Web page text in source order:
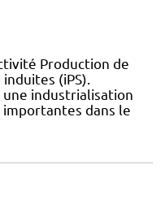
Production de
(iPS).
industrialisation
importantes dans le